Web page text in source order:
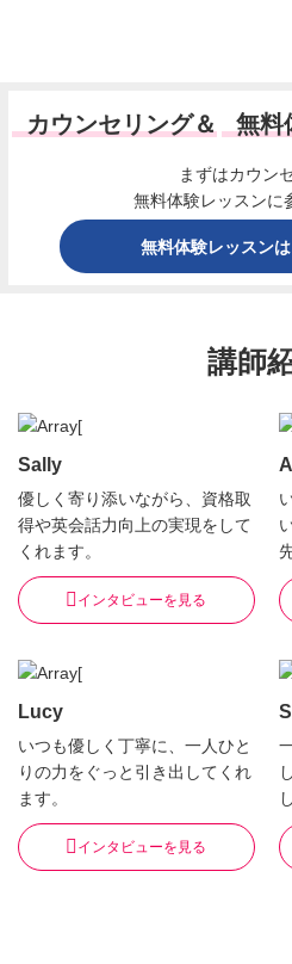
カウンセリング＆ 無料
まずはカウン
無料体験レッスンに
無料体験レッスン
講師
Sally
優しく寄り添いながら、資格取
得や英会話力向上の実現をして
くれます。
インタビューを見る
Lucy
いつも優しく丁寧に、一人ひと
りの力をぐっと引き出してくれ
ます。
インタビューを見る